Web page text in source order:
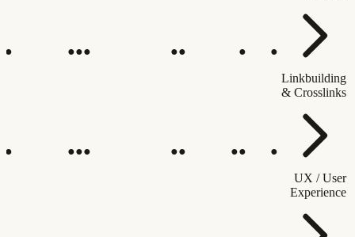
Linkbuilding
& Crosslinks
●
●
●●
●●●
UX / User
Experience
●
●●
●●
●●●